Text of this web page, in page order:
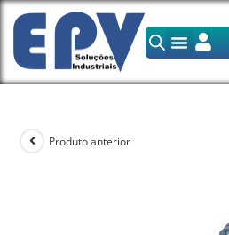
Produto anterior